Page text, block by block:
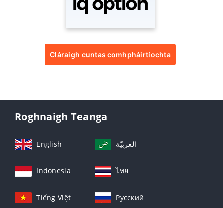
Cláraigh cuntas comhpháirtíochta
Roghnaigh Teanga
English العربيّة
Indonesia ไทย
Tiếng Việt Русский